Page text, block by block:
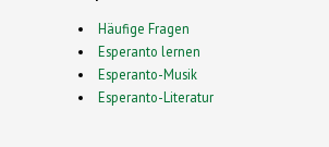
Häufige Fragen
Esperanto lernen
Esperanto-Musik
Esperanto-Literatur